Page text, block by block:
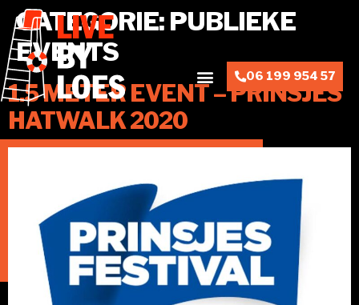
06 199 954 57
CATEGORIE: PUBLIEKE
EVENTS
1.5 METER EVENT – PRINSJES
HATWALK 2020